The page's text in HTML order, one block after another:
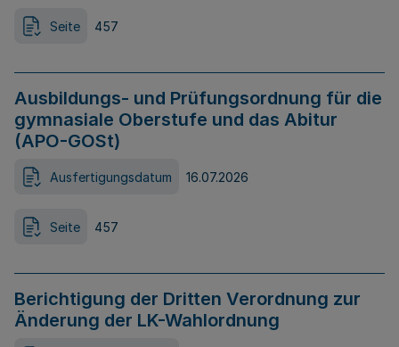
Seite 457
Ausbildungs- und Prüfungsordnung für die
gymnasiale Oberstufe und das Abitur
(APO-GOSt)
Ausfertigungsdatum 16.07.2026
Seite 457
Berichtigung der Dritten Verordnung zur
Änderung der LK-Wahlordnung